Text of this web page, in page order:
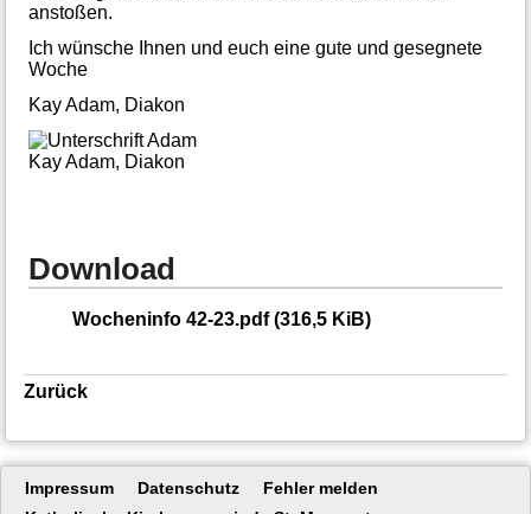
anstoßen.
Ich wünsche Ihnen und euch eine gute und gesegnete
Woche
Kay Adam, Diakon
Kay Adam, Diakon
Download
Wocheninfo 42-23.pdf(316,5 KiB)
Zurück
Navigation
Impressum Datenschutz
Fehler melden